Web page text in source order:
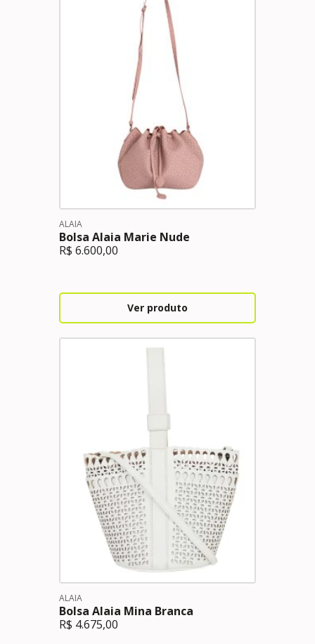
ALAIA
Bolsa Alaia Marie Nude
R$ 6.600,00
Ver produto
ALAIA
Bolsa Alaia Mina Branca
R$ 4.675,00